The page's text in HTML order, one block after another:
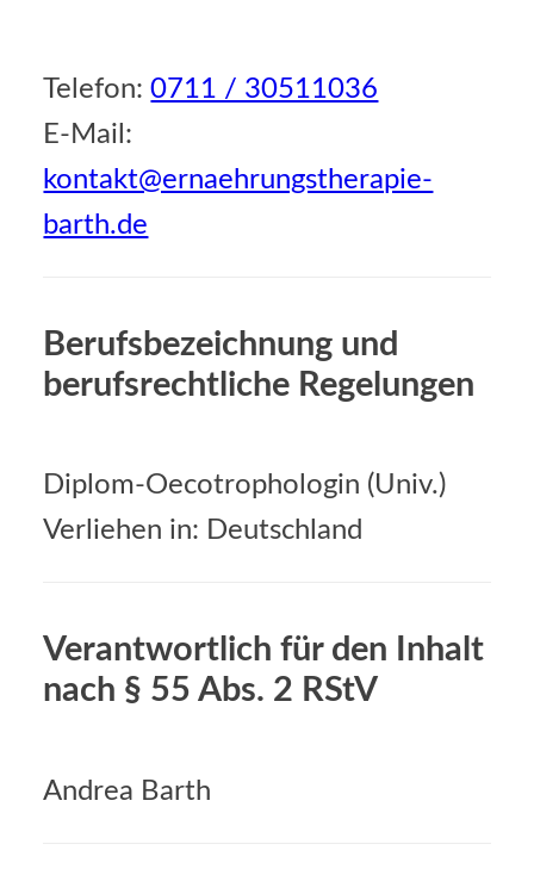
Telefon:0711 / 30511036
E-Mail:
kontakt@ernaehrungstherapie-
barth.de
Berufsbezeichnung und
berufsrechtliche Regelungen
Diplom-Oecotrophologin (Univ.)
Verliehen in: Deutschland
Verantwortlich für den Inhalt
nach § 55 Abs. 2 RStV
Andrea Barth